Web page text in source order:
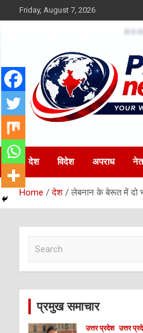
to
Friday, August 7, 2026
देश विदेश अपराध
Home देश लेबनान के बेरूत में दो
c
प्रमुख समाचार
उत्तर प्रदेश उत्तर